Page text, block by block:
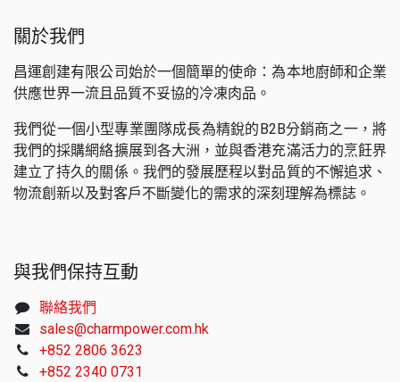
關於我們
昌運創建有限公司始於一個簡單的使命：為本地廚師和企業
供應世界一流且品質不妥協的冷凍肉品。
我們從一個小型專業團隊成長為精銳的B2B分銷商之一，將
我們的採購網絡擴展到各大洲，並與香港充滿活力的烹飪界
建立了持久的關係。我們的發展歷程以對品質的不懈追求、
物流創新以及對客戶不斷變化的需求的深刻理解為標誌。
與我們保持互動
聯絡我們
sales@charmpower.com.hk
+852 2806 3623
+852 2340 0731